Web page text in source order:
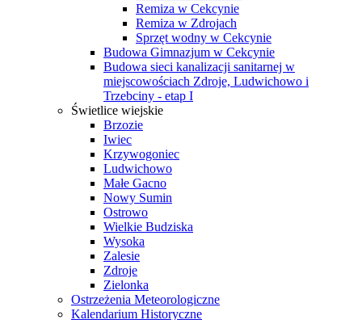
Remiza w Cekcynie
Remiza w Zdrojach
Sprzęt wodny w Cekcynie
Budowa Gimnazjum w Cekcynie
Budowa sieci kanalizacji sanitarnej w
miejscowościach Zdroje, Ludwichowo i
Trzebciny - etap I
Świetlice wiejskie
Brzozie
Iwiec
Krzywogoniec
Ludwichowo
Małe Gacno
Nowy Sumin
Ostrowo
Wielkie Budziska
Wysoka
Zalesie
Zdroje
Zielonka
Ostrzeżenia Meteorologiczne
Kalendarium Historyczne